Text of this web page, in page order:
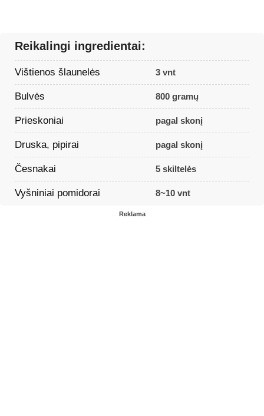
Reikalingi ingredientai:
Vištienos šlaunelės 3 vnt
Bulvės 800 gramų
Prieskoniai pagal skonį
Druska, pipirai pagal skonį
Česnakai 5 skiltelės
Vyšniniai pomidorai 8~10 vnt
Reklama